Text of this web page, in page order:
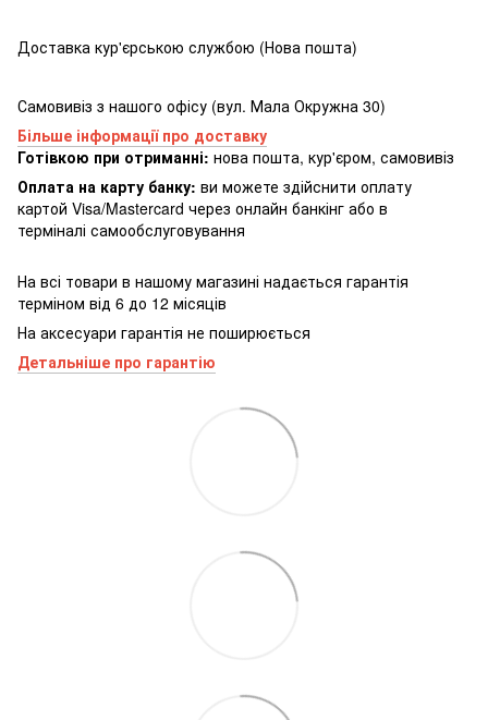
Доставка кур'єрською службою (Нова пошта)
Самовивіз з нашого офісу (вул. Мала Окружна 30)
Більше інформації про доставку
Готівкою при отриманні: нова пошта, кур'єром, самовивіз
Оплата на карту банку: ви можете здійснити оплату
картой Visa/Mastercard через онлайн банкінг або в
терміналі самообслуговування
На всі товари в нашому магазині надається гарантія
терміном від 6 до 12 місяців
На аксесуари гарантія не поширюється
Детальніше про гарантію